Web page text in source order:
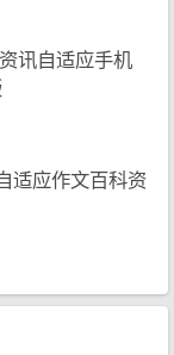
讯自适应手机
适应作文百科资